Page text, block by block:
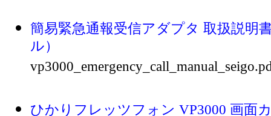
簡易緊急通報受信アダプタ 取扱説明
ル）
ひかりフレッツフォン VP3000 画面